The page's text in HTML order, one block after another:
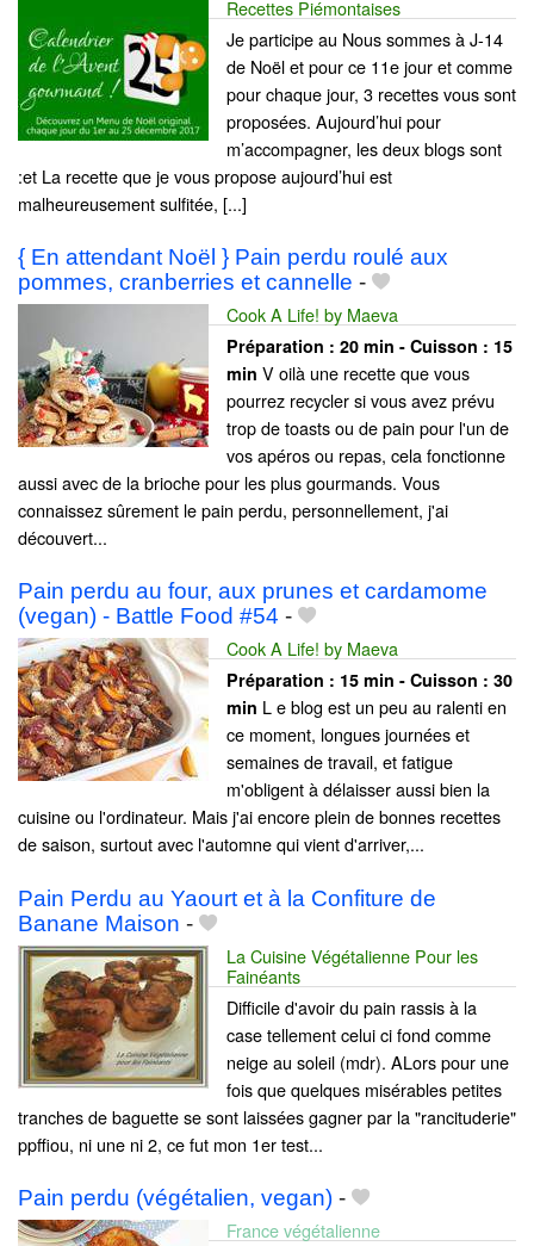
Recettes Piémontaises
Je participe au Nous sommes à J-14
de Noël et pour ce 11e jour et comme
pour chaque jour, 3 recettes vous sont
proposées. Aujourd’hui pour
m’accompagner, les deux blogs sont
:et La recette que je vous propose aujourd’hui est
malheureusement sulfitée, [...]
{ En attendant Noël } Pain perdu roulé aux
pommes, cranberries et cannelle -
Cook A Life! by Maeva
Préparation : 20 min - Cuisson : 15
min V oilà une recette que vous
pourrez recycler si vous avez prévu
trop de toasts ou de pain pour l'un de
vos apéros ou repas, cela fonctionne
aussi avec de la brioche pour les plus gourmands. Vous
connaissez sûrement le pain perdu, personnellement, j'ai
découvert...
Pain perdu au four, aux prunes et cardamome
(vegan) - Battle Food #54 -
Cook A Life! by Maeva
Préparation : 15 min - Cuisson : 30
min L e blog est un peu au ralenti en
ce moment, longues journées et
semaines de travail, et fatigue
m'obligent à délaisser aussi bien la
cuisine ou l'ordinateur. Mais j'ai encore plein de bonnes recettes
de saison, surtout avec l'automne qui vient d'arriver,...
Pain Perdu au Yaourt et à la Confiture de
Banane Maison -
La Cuisine Végétalienne Pour les
Fainéants
Difficile d'avoir du pain rassis à la
case tellement celui ci fond comme
neige au soleil (mdr). ALors pour une
fois que quelques misérables petites
tranches de baguette se sont laissées gagner par la "rancituderie"
ppffiou, ni une ni 2, ce fut mon 1er test...
Pain perdu (végétalien, vegan) -
France végétalienne